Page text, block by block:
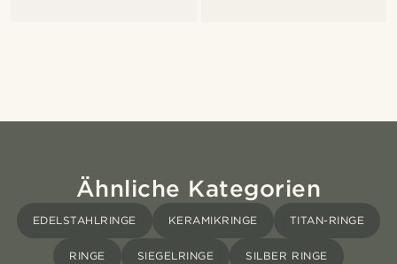
Ähnliche Kategorien
EDELSTAHLRINGE KERAMIKRINGE TITAN-RINGE
RINGE SIEGELRINGE SILBER RINGE